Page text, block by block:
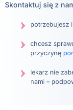
Skontaktuj się z
potrzebujesz
chcesz
przyczynę
lekarz nie
nami –